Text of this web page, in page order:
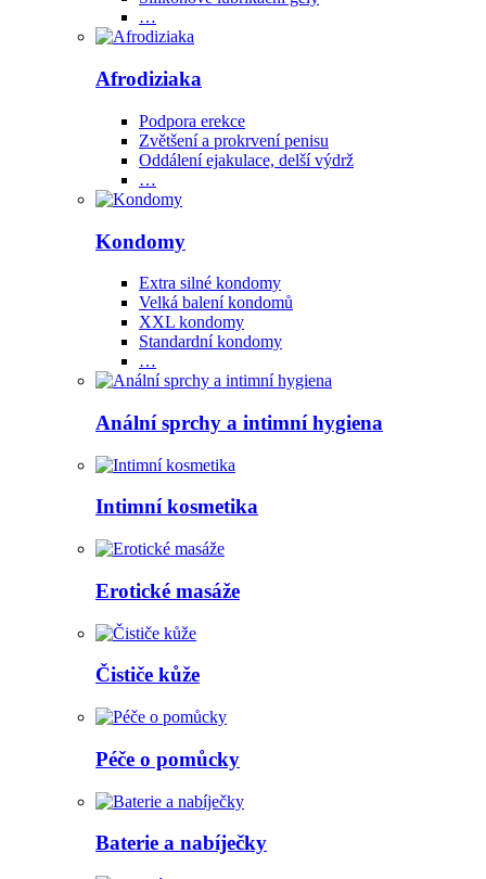
…
Afrodiziaka
Podpora erekce
Zvětšení a prokrvení penisu
Oddálení ejakulace, delší výdrž
…
Kondomy
Extra silné kondomy
Velká balení kondomů
XXL kondomy
Standardní kondomy
…
Anální sprchy a intimní hygiena
Intimní kosmetika
Erotické masáže
Čističe kůže
Péče o pomůcky
Baterie a nabíječky